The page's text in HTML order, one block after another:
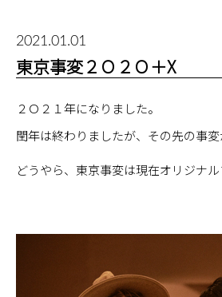
2021.01.01
東京事変２Ｏ２Ｏ＋X
２Ｏ２１年になりました。
閏年は終わりましたが、その先の事変
どうやら、東京事変は現在オリジナ